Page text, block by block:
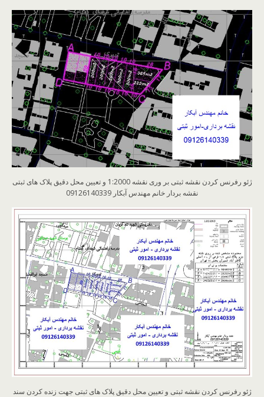
ژئو رفرنس کردن نقشه ثبتی بر وری نقشه 1:2000 و تعیین محل دقیق پلاک های ثبتی
نقشه بردار خانم مهندس آبکار 09126140339
ژئو رفرنس کردن نقشه ثبتی و تعیین محل دقیق پلاک های ثبتی جهت زنده کردن سند